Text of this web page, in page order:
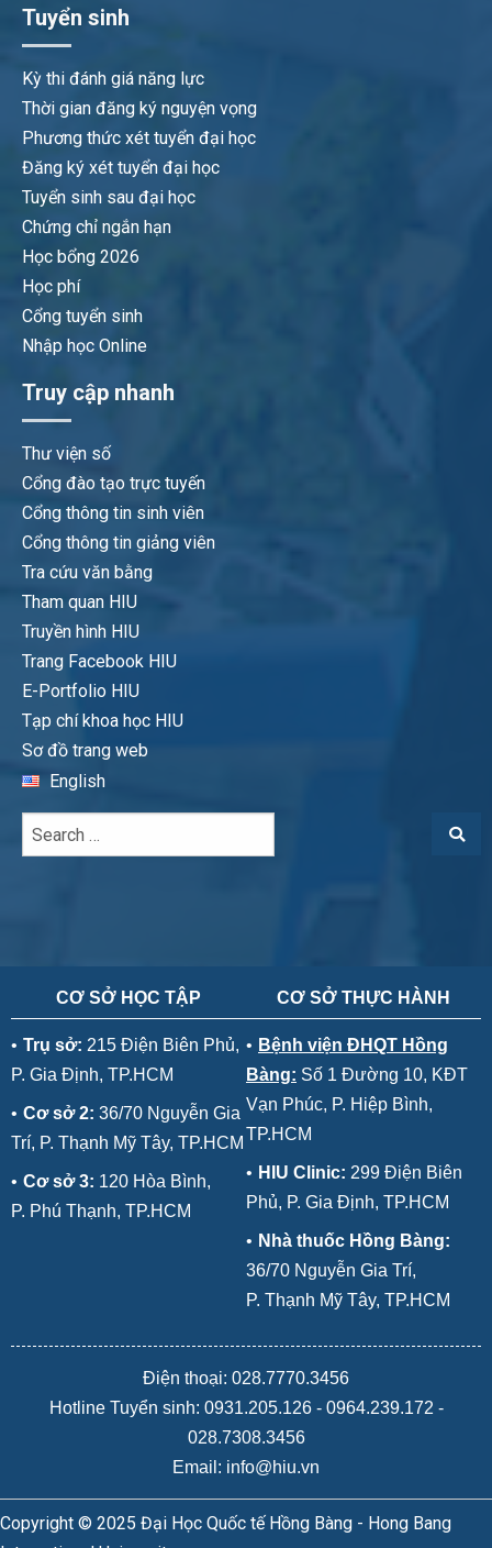
Tuyển sinh
Kỳ thi đánh giá năng lực
Thời gian đăng ký nguyện vọng
Phương thức xét tuyển đại học
Đăng ký xét tuyển đại học
Tuyển sinh sau đại học
Chứng chỉ ngắn hạn
Học bổng 2026
Học phí
Cổng tuyển sinh
Nhập học Online
Truy cập nhanh
Thư viện số
Cổng đào tạo trực tuyến
Cổng thông tin sinh viên
Cổng thông tin giảng viên
Tra cứu văn bằng
Tham quan HIU
Truyền hình HIU
Trang Facebook HIU
E-Portfolio HIU
Tạp chí khoa học HIU
Sơ đồ trang web
English
CƠ SỞ HỌC TẬP
• Trụ sở: 215 Điện Biên Phủ,
P. Gia Định, TP.HCM
• Cơ sở 2: 36/70 Nguyễn Gia
Trí, P. Thạnh Mỹ Tây, TP.HCM
• Cơ sở 3: 120 Hòa Bình,
P. Phú Thạnh, TP.HCM
CƠ SỞ THỰC HÀNH
• Bệnh viện ĐHQT Hồng
Bàng: Số 1 Đường 10, KĐT
Vạn Phúc, P. Hiệp Bình,
TP.HCM
• HIU Clinic: 299 Điện Biên
Phủ, P. Gia Định, TP.HCM
• Nhà thuốc Hồng Bàng:
36/70 Nguyễn Gia Trí,
P. Thạnh Mỹ Tây, TP.HCM
Điện thoại: 028.7770.3456
Hotline Tuyển sinh: 0931.205.126- 0964.239.172 -
028.7308.3456
Email: info@hiu.vn
Copyright © 2025 Đại Học Quốc tế Hồng Bàng - Hong Bang